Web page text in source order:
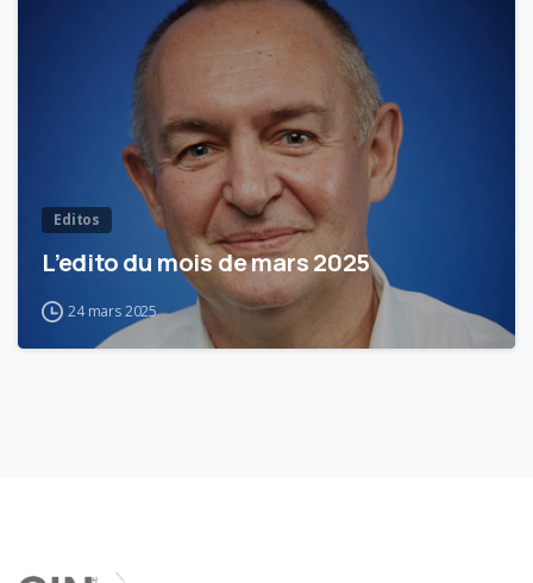
Editos
L’edito du mois de mars 2025
24 mars 2025